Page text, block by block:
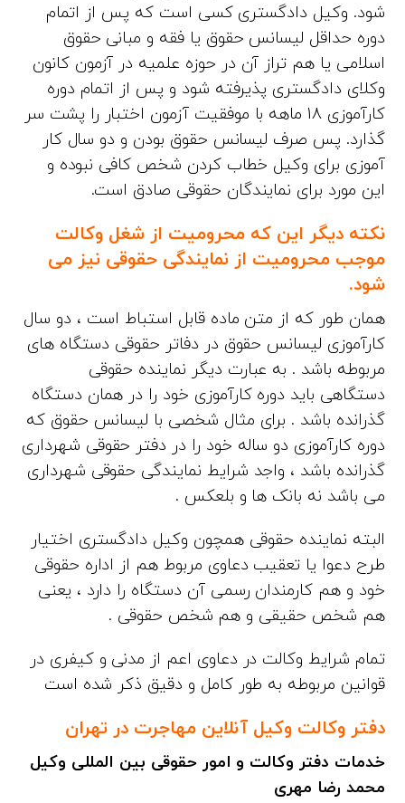
شود. وکیل دادگستری کسی است که پس از اتمام
دوره حداقل لیسانس حقوق یا فقه و مبانی حقوق
اسلامی یا هم تراز آن در حوزه علمیه در آزمون کانون
وکلای دادگستری پذیرفته شود و پس از اتمام دوره
کارآموزی 18 ماهه با موفقیت آزمون اختبار را پشت سر
گذارد. پس صرف لیسانس حقوق بودن و دو سال کار
آموزی برای وکیل خطاب کردن شخص کافی نبوده و
این مورد برای نمایندگان حقوقی صادق است.
نکته دیگر این که محرومیت از شغل وکالت
موجب محرومیت از نمایندگی حقوقی نیز می
شود.
همان طور که از متن ماده قابل استباط است ، دو سال
کارآموزی لیسانس حقوق در دفاتر حقوقی دستگاه های
مربوطه باشد . به عبارت دیگر نماینده حقوقی
دستگاهی باید دوره کارآموزی خود را در همان دستگاه
گذرانده باشد . برای مثال شخصی با لیسانس حقوق که
دوره کارآموزی دو ساله خود را در دفتر حقوقی شهرداری
گذرانده باشد ، واجد شرایط نمایندگی حقوقی شهرداری
می باشد نه بانک ها و بلعکس .
البته نماینده حقوقی همچون وکیل دادگستری اختیار
طرح دعوا یا تعقیب دعاوی مربوط هم از اداره حقوقی
خود و هم کارمندان رسمی آن دستگاه را دارد ، یعنی
هم شخص حقیقی و هم شخص حقوقی .
تمام شرایط وکالت در دعاوی اعم از مدنی و کیفری در
قوانین مربوطه به طور کامل و دقیق ذکر شده است
دفتر وکالت وکیل آنلاین مهاجرت در تهران
خدمات دفتر وکالت و امور حقوقی بین المللی وکیل
محمد رضا مهری